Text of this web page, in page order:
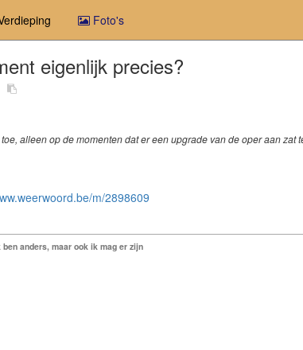
Foto's
eigenlijk precies?
alleen op de momenten dat er een upgrade van de oper aan
m/2898609
ben anders, maar ook ik mag er zijn